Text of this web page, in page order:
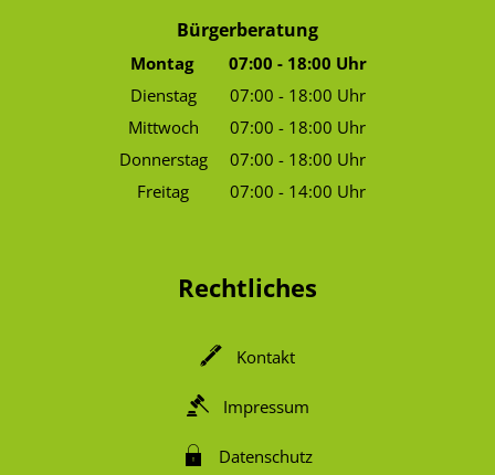
Bürgerberatung
Montag 07:00 - 18:00 Uhr
Von 07:00 bis 18:00 Uhr
Dienstag 07:00 - 18:00 Uhr
Von 07:00 bis 18:00 Uhr
Mittwoch 07:00 - 18:00 Uhr
Von 07:00 bis 18:00 Uhr
Donnerstag 07:00 - 18:00 Uhr
Von 07:00 bis 18:00 Uhr
Freitag 07:00 - 14:00 Uhr
Rechtliches
Kontakt
Impressum
Datenschutz